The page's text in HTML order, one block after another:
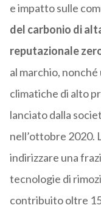
e impatto sulle
del carbonio di
reputazionale
al marchio,
climatiche di alto
lanciato dalla
nell’ottobre 2020.
indirizzare una
tecnologie di
contribuito oltre